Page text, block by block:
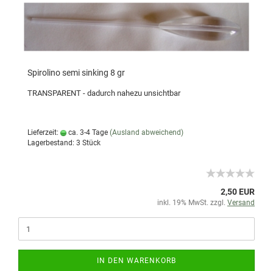
Spirolino semi sinking 8 gr
TRANSPARENT - dadurch nahezu unsichtbar
Lieferzeit: ca. 3-4 Tage (Ausland abweichend)
Lagerbestand: 3 Stück
2,50 EUR
inkl. 19% MwSt. zzgl. Versand
IN DEN WARENKORB